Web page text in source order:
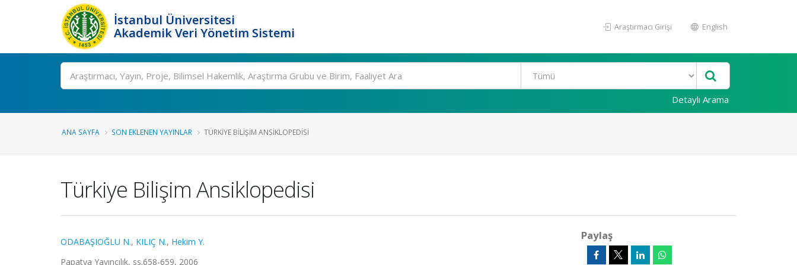
İstanbul Üniversitesi
Akademik Veri Yönetim Sistemi
Araştırmacı Girişi English
Ara
Detaylı Arama
ANA SAYFA SON EKLENEN YAYINLAR TÜRKIYE BILIŞIM ANSIKLOPEDISI
Türkiye Bilişim Ansiklopedisi
ODABAŞIOĞLU N., KILIÇ N., Hekim Y.
Papatya Yayıncılık, ss.658-659, 2006
Paylaş